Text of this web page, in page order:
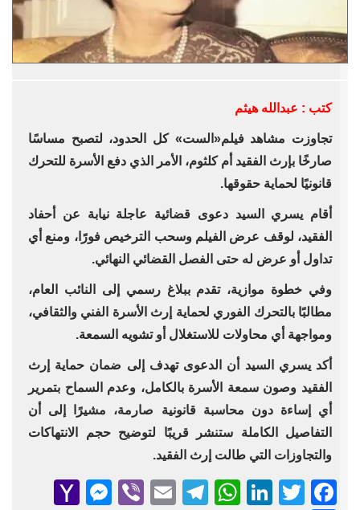
كتب : عبدالله هيثم
تجاوزت مشاهد فيلم«الست» كل الحدود، لتصبح مساسًا
صارخًا بإرث الفقيد أم كلثوم، الأمر الذي دفع الأسرة للتحرك
قانونيًا لحماية حقوقها.
أقام يسري السيد دعوى قضائية عاجلة نيابة عن أحفاد
الفقيد، لوقف عرض الفيلم وسحب الترخيص فورًا، ومنع أي
تداول أو عرض له حتى الفصل القضائي النهائي.
وفي خطوة موازية، تقدم ببلاغ رسمي إلى النائب العام،
مطالبًا بالتحرك الفوري لحماية إرث الأسرة الفني والثقافي،
ومواجهة أي محاولات للاستغلال أو تشويه السمعة.
أكد يسري السيد أن الدعوى تهدف إلى ضمان حماية إرث
الفقيد وصون سمعة الأسرة بالكامل، وعدم السماح بتمرير
أي إساءة دون محاسبة قانونية صارمة، مشيرًا إلى أن
التفاصيل الكاملة ستنشر قريبًا لتوضيح حجم الانتهاكات
والتجاوزات التي طالت إرث الفقيد.
Facebook
Twitter
LinkedIn
WhatsApp
Telegram
Email
Viber